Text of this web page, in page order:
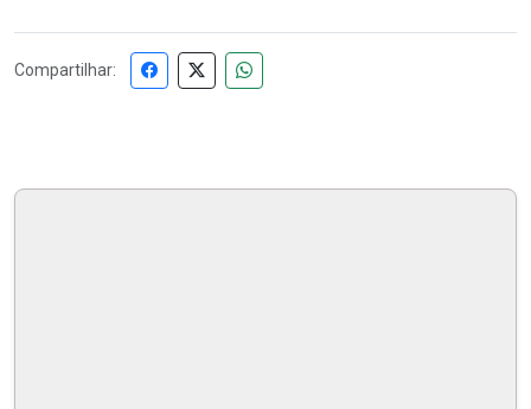
Compartilhar: